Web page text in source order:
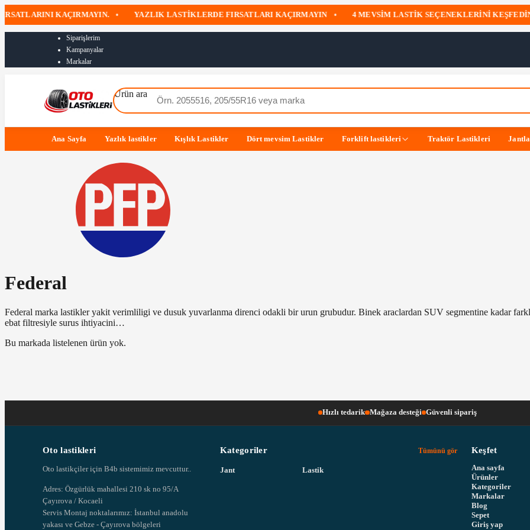
KAÇIRMAYIN. YAZLIK LASTIKLERDE FIRSATLARI KAÇIRMAYIN 4 MEVSIM LASTIK SEÇENEKLERINI KEŞFEDIN
Siparişlerim
Kampanyalar
Markalar
Ürün ara
Ana Sayfa Yazlık lastikler Kışlık Lastikler Dört mevsim Lastikler Forklift lastikleri Traktör Lastikleri
Federal
Federal marka lastikler yakit verimliligi ve dusuk yuvarlanma direnci odakli bir urun grubudur. Binek araclardan SUV segmentine kadar
ebat filtresiyle surus ihtiyacini…
Bu markada listelenen ürün yok.
Hızlı tedarik Mağaza desteği Güvenli sipariş
Oto lastikleri
Oto lastikçiler için B4b sistemimiz mevcuttur..
Adres: Özgürlük mahallesi 210 sk no 95/A
Çayırova / Kocaeli
Servis Montaj noktalarımız: İstanbul anadolu
yakası ve Gebze - Çayırova bölgeleri
Kategoriler Tümünü gör
Jant Lastik
Keşfet
Ana sayfa
Ürünler
Kategoriler
Markalar
Blog
Sepet
Giriş yap